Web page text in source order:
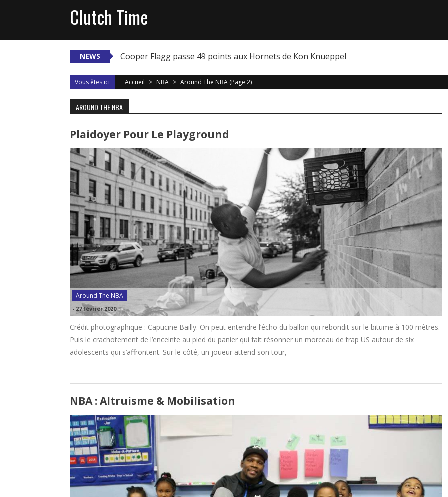
Clutch Time
NEWS Cooper Flagg passe 49 points aux Hornets de Kon Knueppel
Vous êtes ici Accueil > NBA > Around The NBA (Page 2)
AROUND THE NBA
Plaidoyer Pour Le Playground
Around The NBA
- 27 février 2020
Crédit photographique : Capucine Bailly. On peut entendre l’écho du ballon qui rebondit sur le bitume à 100 mètres.
Puis le crachotement de l’enceinte au pied du panier qui fait résonner un morceau de trap US autour de six
adolescents qui s’affrontent. Sur le côté, un joueur attend son tour,
NBA : Altruisme & Mobilisation